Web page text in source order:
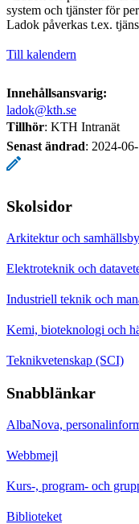
system och tjänster för
Ladok påverkas t.ex.
Till kalendern
Innehållsansvarig:
ladok@kth.se
Tillhör: KTH Intranät
Senast ändrad: 2024-06-
Skolsidor
Arkitektur och
Elektroteknik och
Industriell teknik och
Kemi, bioteknologi och
Teknikvetenskap (SCI)
Snabblänkar
AlbaNova,
Webbmejl
Kurs-, program- och
Biblioteket